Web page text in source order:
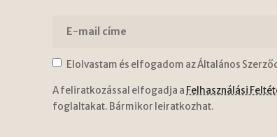
Elolvastam és elfogadom az Általános
A feliratkozással elfogadja aFelhasználási
foglaltakat. Bármikor leiratkozhat.